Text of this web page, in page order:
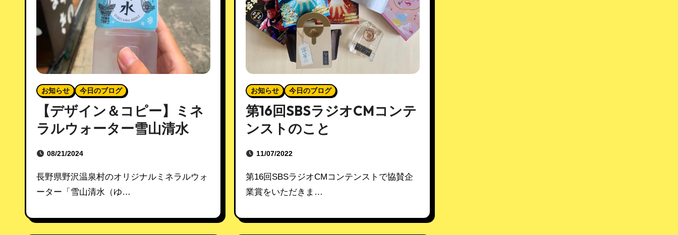
お知らせ 今日のブログ
【デザイン＆コピー】ミネ
ラルウォーター雪山清水
08/21/2024
長野県野沢温泉村のオリジナルミネラルウォ
ーター「雪山清水（ゆ…
お知らせ 今日のブログ
第16回SBSラジオCMコンテ
ンストのこと
11/07/2022
第16回SBSラジオCMコンテンストで協賛企
業賞をいただきま…